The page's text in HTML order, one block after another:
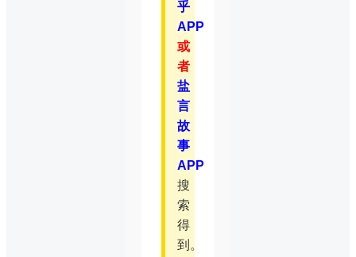
乎
APP
或
者
盐
言
故
事
APP
搜
索
得
到。